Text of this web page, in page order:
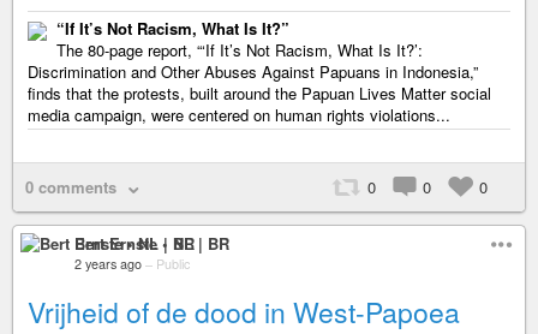
“If It’s Not Racism, What Is It?”
The 80-page report, “‘If It’s Not Racism, What Is It?’:
Discrimination and Other Abuses Against Papuans in Indonesia,”
finds that the protests, built around the Papuan Lives Matter social
media campaign, were centered on human rights violations...
0 comments 0 0 0
Bert Ernste • NL | BR
2 years ago – Public
Vrijheid of de dood in West-Papoea